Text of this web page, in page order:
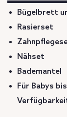
Bügelbrett
Rasierset
Nähset
Bademantel
Für Babys